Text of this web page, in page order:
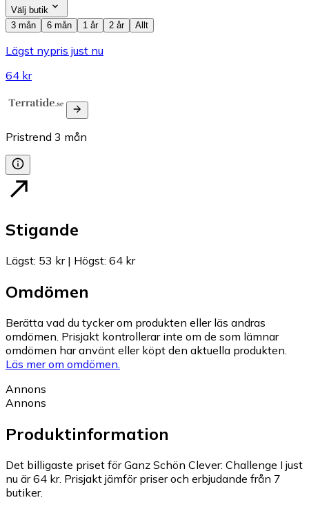
Välj butik
3 mån
6 mån 1 år 2 år Allt
Lägst nypris just nu
64 kr
Pristrend 3 mån
Stigande
Lägst: 53 kr| Högst: 64 kr
Omdömen
Berätta vad du tycker om produkten eller läs andras
omdömen. Prisjakt kontrollerar inte om de som lämnar
omdömen har använt eller köpt den aktuella produkten.
Läs mer om omdömen.
Annons
Annons
Produktinformation
Det billigaste priset för Ganz Schön Clever: Challenge I just
nu är 64 kr. Prisjakt jämför priser och erbjudande från 7
butiker.